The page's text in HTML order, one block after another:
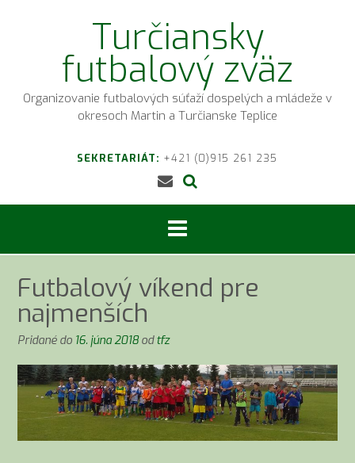
Turčiansky
futbalový zväz
Organizovanie futbalových súťaží dospelých a mládeže v
okresoch Martin a Turčianske Teplice
SEKRETARIÁT: +421 (0)915 261 235
Futbalový víkend pre
najmenších
Pridané do 16. júna 2018odtfz